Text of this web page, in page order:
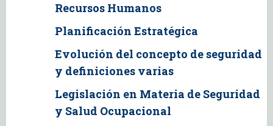
Recursos Humanos
Planificación Estratégica
Evolución del concepto de seguridad
y definiciones varias
Legislación en Materia de Seguridad
y Salud Ocupacional